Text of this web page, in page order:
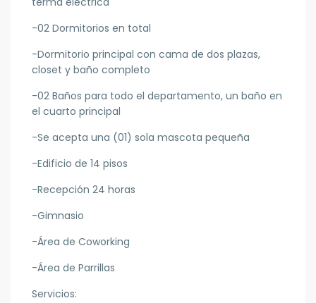
-02 Dormitorios en total
-Dormitorio principal con cama de dos plazas,
closet y baño completo
-02 Baños para todo el departamento, un baño en
el cuarto principal
-Se acepta una (01) sola mascota pequeña
-Edificio de 14 pisos
-Recepción 24 horas
-Gimnasio
-Área de Coworking
-Área de Parrillas
Servicios: